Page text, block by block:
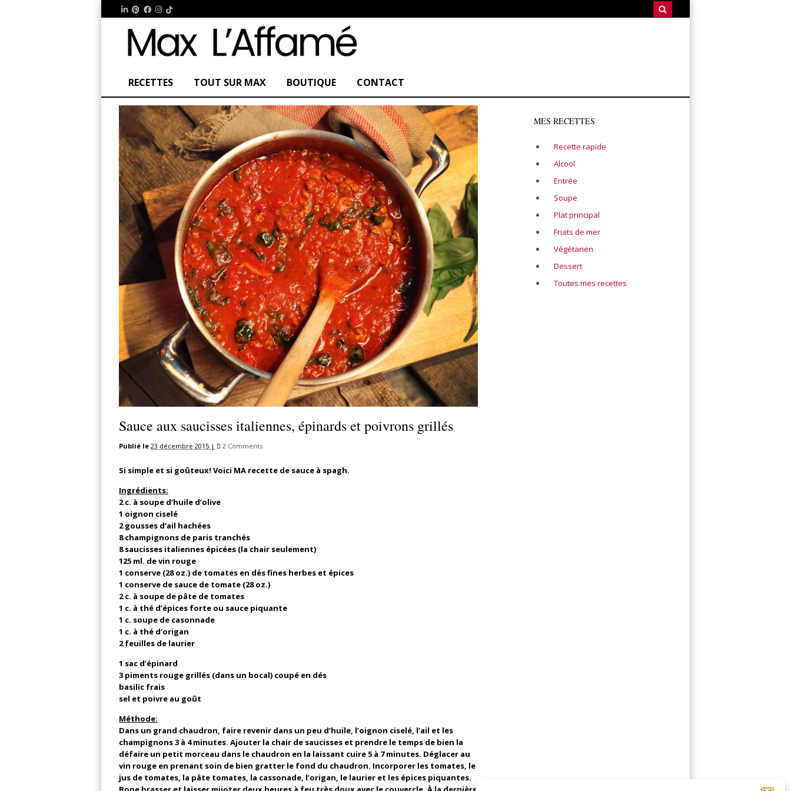
RECETTES TOUT SUR MAX BOUTIQUE CONTACT
Sauce aux saucisses italiennes, épinards et poivrons grillés
Publié le 23 décembre 2015 | 2 Comments
Si simple et si goûteux! Voici MA recette de sauce à spagh.
Ingrédients:
2 c. à soupe d’huile d’olive
1 oignon ciselé
2 gousses d’ail hachées
8 champignons de paris tranchés
8 saucisses italiennes épicées (la chair seulement)
125 ml. de vin rouge
1 conserve (28 oz.) de tomates en dés fines herbes et épices
1 conserve de sauce de tomate (28 oz.)
2 c. à soupe de pâte de tomates
1 c. à thé d’épices forte ou sauce piquante
1 c. soupe de casonnade
1 c. à thé d’origan
2 feuilles de laurier
1 sac d’épinard
3 piments rouge grillés (dans un bocal) coupé en dés
basilic frais
sel et poivre au goût
Méthode:
Dans un grand chaudron, faire revenir dans un peu d’huile, l’oignon ciselé, l’ail et les
champignons 3 à 4 minutes. Ajouter la chair de saucisses et prendre le temps de bien la
défaire un petit morceau dans le chaudron en la laissant cuire 5 à 7 minutes. Déglacer au
vin rouge en prenant soin de bien gratter le fond du chaudron. Incorporer les tomates, le
jus de tomates, la pâte tomates, la cassonade, l’origan, le laurier et les épices piquantes.
MES RECETTES
Recette rapide
Alcool
Entrée
Soupe
Plat principal
Fruits de mer
Végétarien
Dessert
Toutes mes recettes